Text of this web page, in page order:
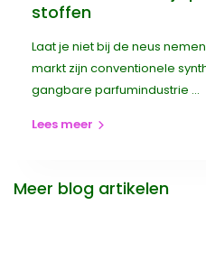
stoffen
Laat je niet bij de neus
markt zijn conventionele
gangbare parfumindustrie ...
Lees meer
Meer blog artikelen